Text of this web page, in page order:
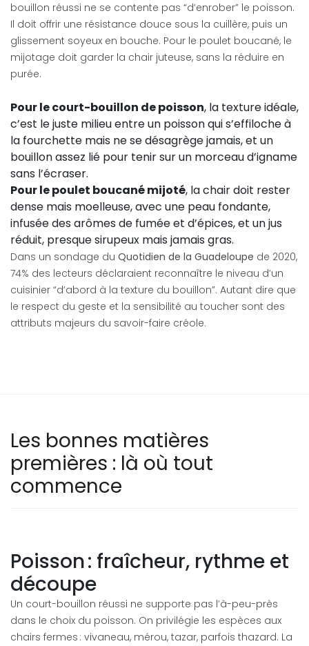
bouillon réussi ne se contente pas “d’enrober” le poisson.
Il doit offrir une résistance douce sous la cuillère, puis un
glissement soyeux en bouche. Pour le poulet boucané, le
mijotage doit garder la chair juteuse, sans la réduire en
purée.
Pour le court-bouillon de poisson, la texture idéale,
c’est le juste milieu entre un poisson qui s’effiloche à
la fourchette mais ne se désagrège jamais, et un
bouillon assez lié pour tenir sur un morceau d’igname
sans l’écraser.
Pour le poulet boucané mijoté, la chair doit rester
dense mais moelleuse, avec une peau fondante,
infusée des arômes de fumée et d’épices, et un jus
réduit, presque sirupeux mais jamais gras.
Dans un sondage du Quotidien de la Guadeloupe de 2020,
74% des lecteurs déclaraient reconnaître le niveau d’un
cuisinier “d’abord à la texture du bouillon”. Autant dire que
le respect du geste et la sensibilité au toucher sont des
attributs majeurs du savoir-faire créole.
Les bonnes matières
premières : là où tout
commence
Poisson : fraîcheur, rythme et
découpe
Un court-bouillon réussi ne supporte pas l’à-peu-près
dans le choix du poisson. On privilégie les espèces aux
chairs fermes : vivaneau, mérou, tazar, parfois thazard. La